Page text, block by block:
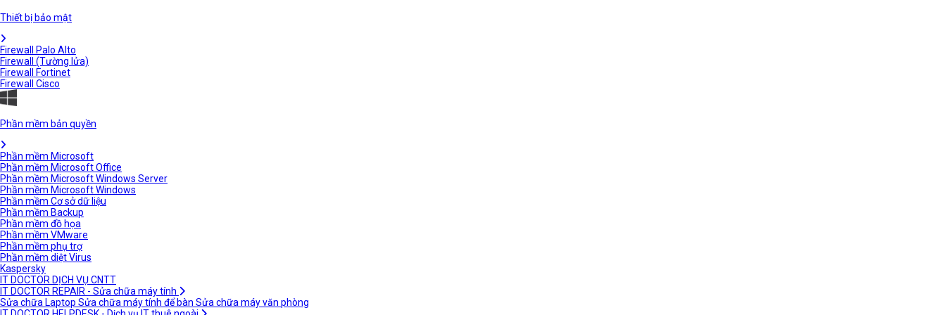
Thiết bị bảo mật
Firewall Palo Alto
Firewall (Tường lửa)
Firewall Fortinet
Firewall Cisco
Phần mềm bản quyền
Phần mềm Microsoft
Phần mềm Microsoft Office
Phần mềm Microsoft Windows Server
Phần mềm Microsoft Windows
Phần mềm Cơ sở dữ liệu
Phần mềm Backup
Phần mềm đồ họa
Phần mềm VMware
Phần mềm phụ trợ
Phần mềm diệt Virus
Kaspersky
IT DOCTOR DỊCH VỤ CNTT
IT DOCTOR REPAIR - Sửa chữa máy tính
Sửa chữa Laptop Sửa chữa máy tính để bàn Sửa chữa máy văn phòng